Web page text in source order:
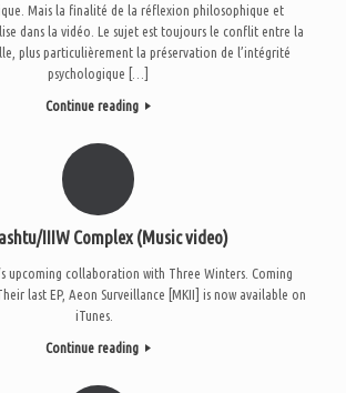
Mais la finalité de la réflexion philosophique et
dans la vidéo. Le sujet est toujours le conflit entre la
plus particulièrement la préservation de l’intégrité
psychologique […]
Continue reading
IIIW Complex (Music video)
upcoming collaboration with Three Winters. Coming
last EP, Aeon Surveillance [MKII] is now available on
iTunes.
Continue reading